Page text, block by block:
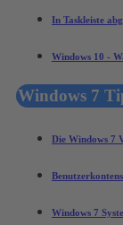
In Taskleiste
Windows 10 -
Windows 7
Die Windows 7
Windows 7